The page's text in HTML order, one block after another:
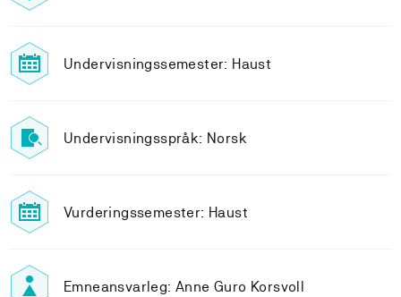
Undervisningssemester: Haust
Undervisningsspråk: Norsk
Vurderingssemester: Haust
Emneansvarleg: Anne Guro Korsvoll